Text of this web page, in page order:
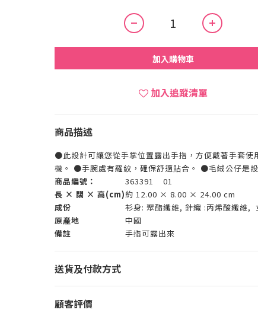
加入購物車
加入追蹤清單
商品描述
●此設計可讓您從手掌位置露出手指，方便戴著手套使
機。 ●手腕處有羅紋，確保舒適貼合。 ●毛絨公仔是設
商品編號：
363391 01
長 × 闊 × 高(cm)約 12.00 × 8.00 × 24.00 cm
成份
衫身: 聚酯纖維, 針織 :丙烯酸纖維,
原產地
中國
備註
手指可露出來
送貨及付款方式
顧客評價